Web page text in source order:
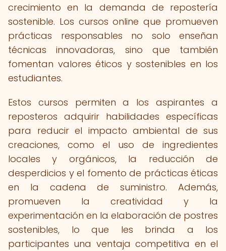
crecimiento en la demanda de repostería
sostenible. Los cursos online que promueven
prácticas responsables no solo enseñan
técnicas innovadoras, sino que también
fomentan valores éticos y sostenibles en los
estudiantes.
Estos cursos permiten a los aspirantes a
reposteros adquirir habilidades específicas
para reducir el impacto ambiental de sus
creaciones, como el uso de ingredientes
locales y orgánicos, la reducción de
desperdicios y el fomento de prácticas éticas
en la cadena de suministro. Además,
promueven la creatividad y la
experimentación en la elaboración de postres
sostenibles, lo que les brinda a los
participantes una ventaja competitiva en el